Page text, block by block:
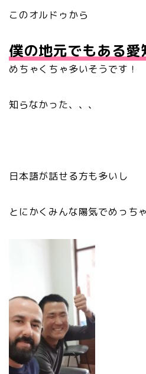
このオルドゥから
僕の地元でもある愛
めちゃくちゃ多いそうです！
知らなかった、、、
日本語が話せる方も多いし
とにかくみんな陽気でめっち